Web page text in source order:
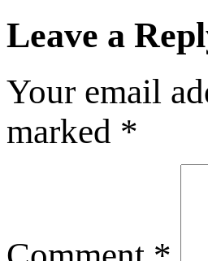
Leave a
Your email
marked *